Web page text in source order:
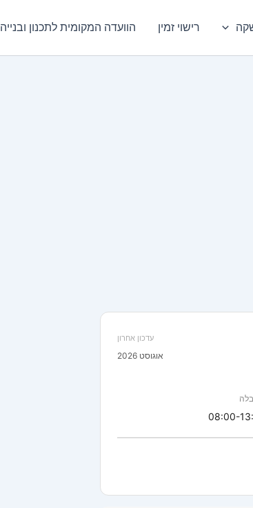
רישוי זמין הוועדה המקומית לתכנון ובנייה
עדכון אחרון
אוגוסט 2026